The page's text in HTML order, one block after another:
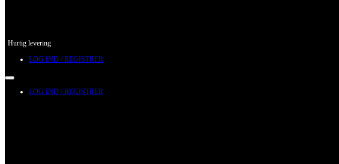
Hurtig levering
LOG IND / REGISTRER
LOG IND / REGISTRER